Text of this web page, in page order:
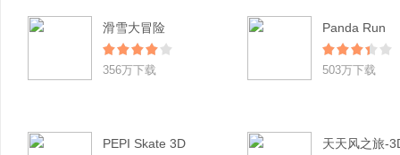
滑雪大冒险
356万下载
Panda Run
503万下载
PEPI Skate 3D